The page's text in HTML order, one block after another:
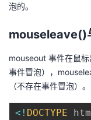
泡的。
mouseleave()
mouseout 事件在鼠
事件冒泡），
（不存在事件冒泡）。
< ! DOCTYPE